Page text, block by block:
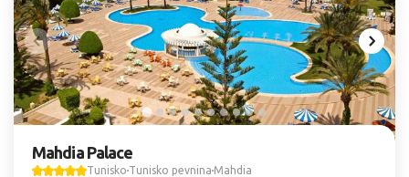
Mahdia Palace
Tunisko Tunisko pevnina Mahdia